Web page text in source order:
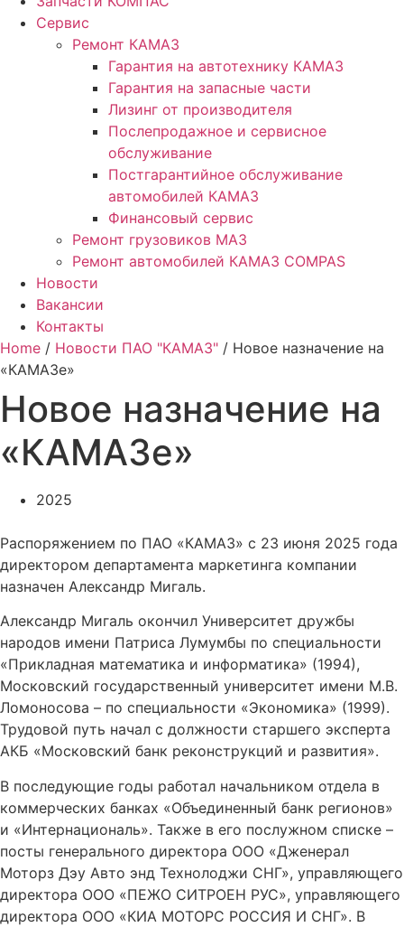
Сервис
Ремонт КАМАЗ
Гарантия на автотехнику КАМАЗ
Гарантия на запасные части
Лизинг от производителя
Послепродажное и сервисное
обслуживание
Постгарантийное обслуживание
автомобилей КАМАЗ
Финансовый сервис
Ремонт грузовиков МАЗ
Ремонт автомобилей КАМАЗ COMPAS
Новости
Вакансии
Контакты
Home / Новости ПАО "КАМАЗ" / Новое назначение на
«КАМАЗе»
Новое назначение на
«КАМАЗе»
2025
Распоряжением по ПАО «КАМАЗ» с 23 июня 2025 года
директором департамента маркетинга компании
назначен Александр Мигаль.
Александр Мигаль окончил Университет дружбы
народов имени Патриса Лумумбы по специальности
«Прикладная математика и информатика» (1994),
Московский государственный университет имени М.В.
Ломоносова – по специальности «Экономика» (1999).
Трудовой путь начал с должности старшего эксперта
АКБ «Московский банк реконструкций и развития».
В последующие годы работал начальником отдела в
коммерческих банках «Объединенный банк регионов»
и «Интернациональ». Также в его послужном списке –
посты генерального директора ООО «Дженерал
Моторз Дэу Авто энд Технолоджи СНГ», управляющего
директора ООО «ПЕЖО СИТРОЕН РУС», управляющего
директора ООО «КИА МОТОРС РОССИЯ И СНГ». В